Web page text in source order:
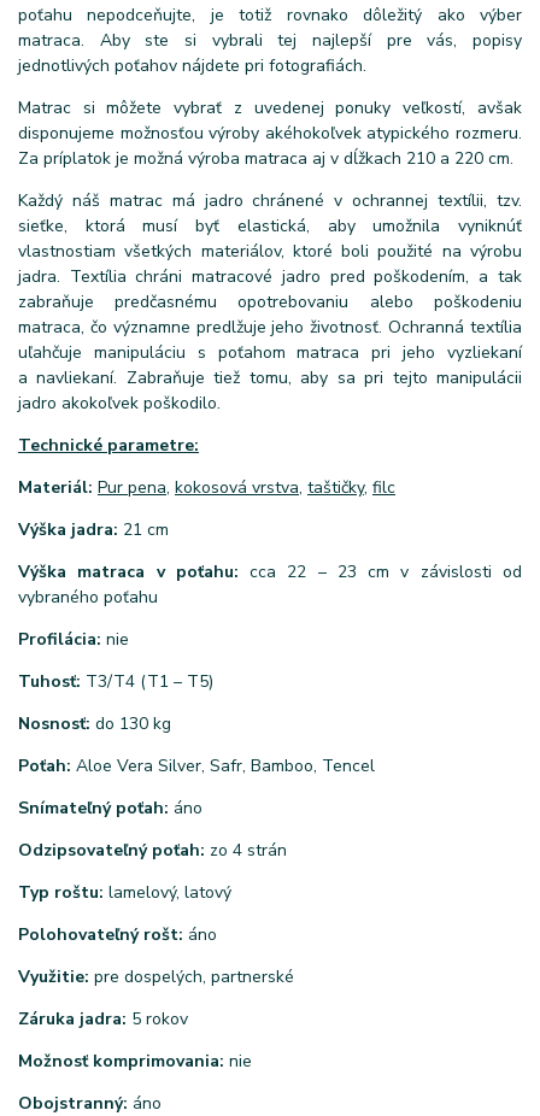
poťahu nepodceňujte, je totiž rovnako dôležitý ako výber
matraca. Aby ste si vybrali tej najlepší pre vás, popisy
jednotlivých poťahov nájdete pri fotografiách.
Matrac si môžete vybrať z uvedenej ponuky veľkostí, avšak
disponujeme možnosťou výroby akéhokoľvek atypického rozmeru.
Za príplatok je možná výroba matraca aj v dĺžkach 210 a 220 cm.
Každý náš matrac má jadro chránené v ochrannej textílii, tzv.
sieťke, ktorá musí byť elastická, aby umožnila vyniknúť
vlastnostiam všetkých materiálov, ktoré boli použité na výrobu
jadra. Textília chráni matracové jadro pred poškodením, a tak
zabraňuje predčasnému opotrebovaniu alebo poškodeniu
matraca, čo významne predlžuje jeho životnosť. Ochranná textília
uľahčuje manipuláciu s poťahom matraca pri jeho vyzliekaní
a navliekaní. Zabraňuje tiež tomu, aby sa pri tejto manipulácii
jadro akokoľvek poškodilo.
Technické parametre:
Materiál: Pur pena, kokosová vrstva, taštičky, filc
Výška jadra: 21 cm
Výška matraca v poťahu: cca 22 – 23 cm v závislosti od
vybraného poťahu
Profilácia: nie
Tuhosť: T3/T4 (T1 – T5)
Nosnosť: do 130 kg
Poťah: Aloe Vera Silver, Safr, Bamboo, Tencel
Snímateľný poťah: áno
Odzipsovateľný poťah: zo 4 strán
Typ roštu: lamelový, latový
Polohovateľný rošt: áno
Využitie: pre dospelých, partnerské
Záruka jadra: 5 rokov
Možnosť komprimovania: nie
Obojstranný: áno